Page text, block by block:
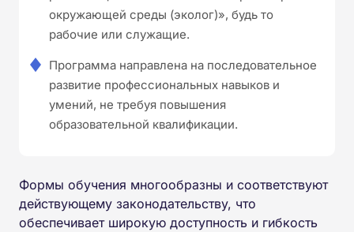
окружающей среды (эколог)», будь то
рабочие или служащие.
Программа направлена на последовательное
развитие профессиональных навыков и
умений, не требуя повышения
образовательной квалификации.
Формы обучения многообразны и соответствуют
действующему законодательству, что
обеспечивает широкую доступность и гибкость